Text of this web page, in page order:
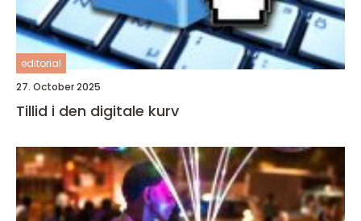
editorial
27. October 2025
Tillid i den digitale kurv